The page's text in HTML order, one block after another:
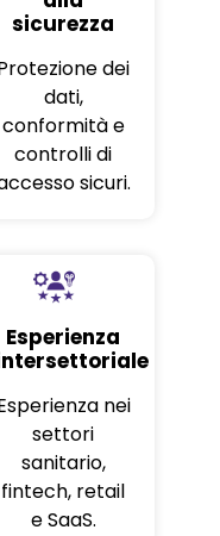
sicurezza
dei
dati,
conformità e
controlli di
sicuri.
Esperienza
nei
settori
sanitario,
fintech, retail
e SaaS.